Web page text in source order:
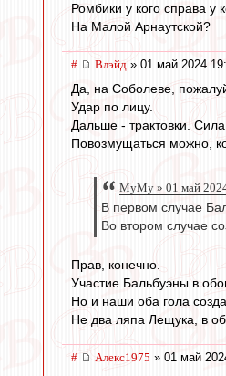
Ромбики у кого справа у
На Малой Арнаутской?
# Влэйд » 01 май 2024
Да, на Соболеве,
Удар по лицу.
Дальше - трактовки.
Повозмущаться можно,
МуМу » 01 май
В первом случае
Во втором случае
Прав, конечно.
Участие Бальбуэны в
Но и наши оба гола
Не два ляпа Лещука, в
# Алекс1975 » 01 май